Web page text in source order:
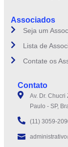
Associados
Seja um
Lista de
Contate os
Contato
Av. Dr. Chucri
Paulo - SP,
(11) 3059-